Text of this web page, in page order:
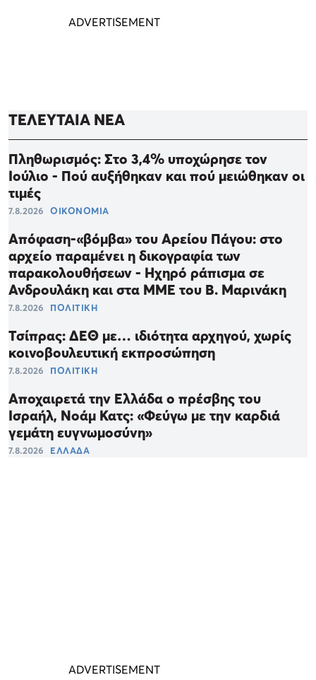
ΤΕΛΕΥΤΑΙΑ ΝΕΑ
Πληθωρισμός: Στο 3,4% υποχώρησε τον
Ιούλιο - Πού αυξήθηκαν και πού μειώθηκαν οι
τιμές
7.8.2026 ΟΙΚΟΝΟΜΙΑ
Απόφαση-«βόμβα» του Αρείου Πάγου: στο
αρχείο παραμένει η δικογραφία των
παρακολουθήσεων - Ηχηρό ράπισμα σε
Ανδρουλάκη και στα ΜΜΕ του Β. Μαρινάκη
7.8.2026 ΠΟΛΙΤΙΚΗ
Τσίπρας: ΔΕΘ με… ιδιότητα αρχηγού, χωρίς
κοινοβουλευτική εκπροσώπηση
7.8.2026 ΠΟΛΙΤΙΚΗ
Αποχαιρετά την Ελλάδα ο πρέσβης του
Ισραήλ, Νοάμ Κατς: «Φεύγω με την καρδιά
γεμάτη ευγνωμοσύνη»
7.8.2026 ΕΛΛΑΔΑ